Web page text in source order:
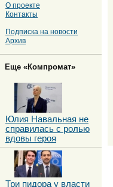
О проекте
Контакты
Подписка на новости
Архив
Еще «Компромат»
Юлия Навальная не
справилась с ролью
вдовы героя
Три пидора у власти